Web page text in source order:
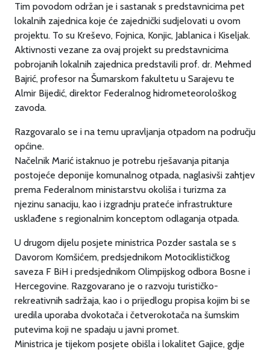
Tim povodom održan je i sastanak s predstavnicima pet
lokalnih zajednica koje će zajednički sudjelovati u ovom
projektu. To su Kreševo, Fojnica, Konjic, Jablanica i Kiseljak.
Aktivnosti vezane za ovaj projekt su predstavnicima
pobrojanih lokalnih zajednica predstavili prof. dr. Mehmed
Bajrić, profesor na Šumarskom fakultetu u Sarajevu te
Almir Bijedić, direktor Federalnog hidrometeorološkog
zavoda.
Razgovaralo se i na temu upravljanja otpadom na području
općine.
Načelnik Marić istaknuo je potrebu rješavanja pitanja
postojeće deponije komunalnog otpada, naglasivši zahtjev
prema Federalnom ministarstvu okoliša i turizma za
njezinu sanaciju, kao i izgradnju prateće infrastrukture
usklađene s regionalnim konceptom odlaganja otpada.
U drugom dijelu posjete ministrica Pozder sastala se s
Davorom Komšićem, predsjednikom Motociklističkog
saveza F BiH i predsjednikom Olimpijskog odbora Bosne i
Hercegovine. Razgovarano je o razvoju turističko-
rekreativnih sadržaja, kao i o prijedlogu propisa kojim bi se
uredila uporaba dvokotača i četverokotača na šumskim
putevima koji ne spadaju u javni promet.
Ministrica je tijekom posjete obišla i lokalitet Gajice, gdje